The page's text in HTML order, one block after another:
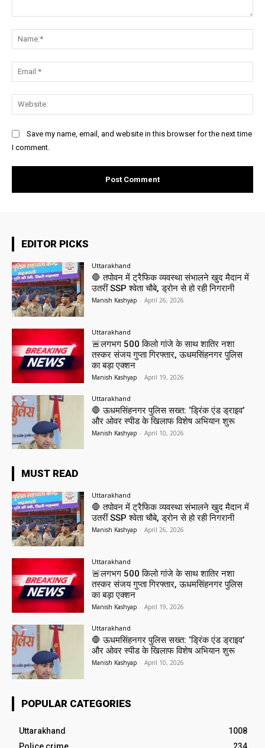
Save my name, email, and website in this browser for the next time
I comment.
EDITOR PICKS
Uttarakhand
🛑 तपोवन में ट्रैफिक व्यवस्था संभालने खुद मैदान में
उतरीं SSP श्वेता चौबे, ड्रोन से हो रही निगरानी
Manish Kashyap - April 26, 2026
Uttarakhand
🚨लगभग 500 किलो गांजे के साथ शातिर नशा
तस्कर संजय गुप्ता गिरफ्तार, ऊधमसिंहनगर पुलिस
का बड़ा एक्शन
Manish Kashyap - April 19, 2026
Uttarakhand
🛑 ऊधमसिंहनगर पुलिस सख्त: ‘ड्रिंक एंड ड्राइव’
और ओवर स्पीड के खिलाफ विशेष अभियान शुरू
Manish Kashyap - April 10, 2026
MUST READ
Uttarakhand
🛑 तपोवन में ट्रैफिक व्यवस्था संभालने खुद मैदान में
उतरीं SSP श्वेता चौबे, ड्रोन से हो रही निगरानी
Manish Kashyap - April 26, 2026
Uttarakhand
🚨लगभग 500 किलो गांजे के साथ शातिर नशा
तस्कर संजय गुप्ता गिरफ्तार, ऊधमसिंहनगर पुलिस
का बड़ा एक्शन
Manish Kashyap - April 19, 2026
Uttarakhand
🛑 ऊधमसिंहनगर पुलिस सख्त: ‘ड्रिंक एंड ड्राइव’
और ओवर स्पीड के खिलाफ विशेष अभियान शुरू
Manish Kashyap - April 10, 2026
POPULAR CATEGORIES
Uttarakhand
1008